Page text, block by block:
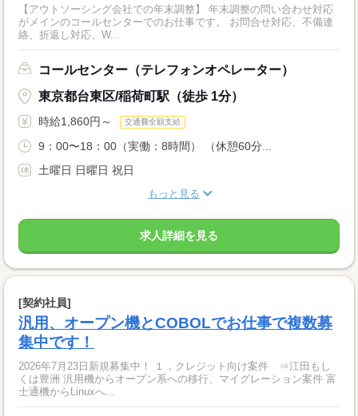
【アウトソーシング会社での年末調整】 年末調整の問い合わせ対応
がメインのコールセンターでのお仕事です。 お問合せ対応、不備連
絡、折返し対応、W...
コールセンター（テレフォンオペレーター）
東京都台東区/稲荷町駅（徒歩 1分）
時給1,860円～ 交通費全額支給
9：00〜18：00（実働：8時間） （休憩60分...
土曜日 日曜日 祝日
もっと見る
求人詳細を見る
[契約社員]
汎用、オープン機とCOBOLでお仕事で複数募
集中です！
2026年7月23日新規募集中！ １，クレジット向け案件 ⇒江田もし
くは豊洲 汎用機からオープン系への移行、マイグレーション案件 富
士通機からLinuxへ...